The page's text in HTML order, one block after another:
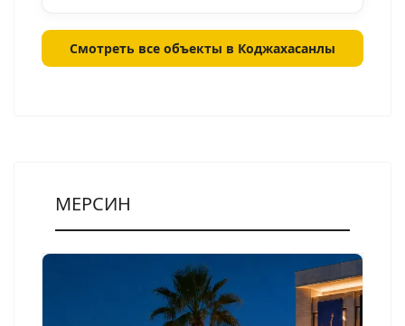
Смотреть все объекты в Коджахасанлы
МЕРСИН